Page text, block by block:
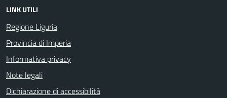
LINK UTILI
Regione Liguria
Provincia di Imperia
Informativa privacy
Note legali
Dichiarazione di accessibilità